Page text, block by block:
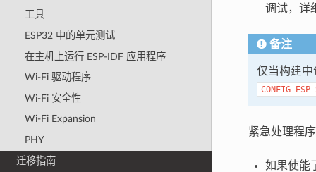
工具
ESP32 中的单元测试
在主机上运行 ESP-IDF 应用程序
Wi-Fi 驱动程序
Wi-Fi 安全性
Wi-Fi Expansion
PHY
迁移指南
调试，详
备注
仅当构建
紧急处理程
如果使能